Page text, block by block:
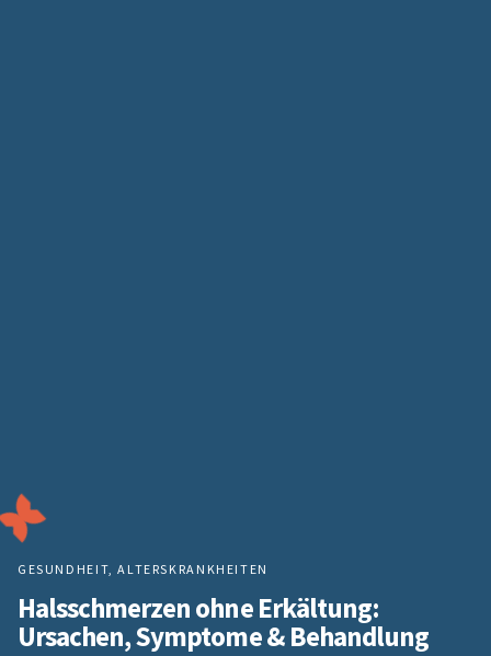
GESUNDHEIT,ALTERSKRANKHEITEN
Halsschmerzen ohne Erkältung:
Ursachen, Symptome & Behandlung